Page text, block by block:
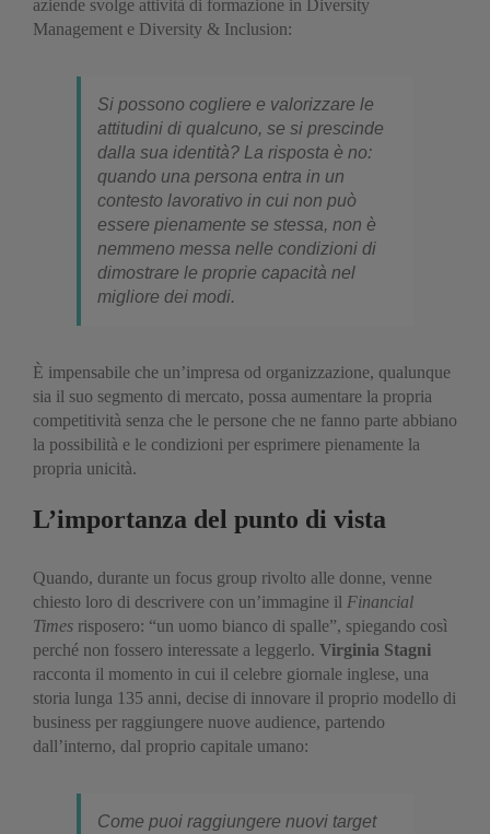
aziende svolge attività di formazione in Diversity
Management e Diversity & Inclusion:
Si possono cogliere e valorizzare le
attitudini di qualcuno, se si prescinde
dalla sua identità? La risposta è no:
quando una persona entra in un
contesto lavorativo in cui non può
essere pienamente se stessa, non è
nemmeno messa nelle condizioni di
dimostrare le proprie capacità nel
migliore dei modi.
È impensabile che un’impresa od organizzazione, qualunque
sia il suo segmento di mercato, possa aumentare la propria
competitività senza che le persone che ne fanno parte abbiano
la possibilità e le condizioni per esprimere pienamente la
propria unicità.
L’importanza del punto di vista
Quando, durante un focus group rivolto alle donne, venne
chiesto loro di descrivere con un’immagine il Financial
Times risposero: “un uomo bianco di spalle”, spiegando così
perché non fossero interessate a leggerlo. Virginia Stagni
racconta il momento in cui il celebre giornale inglese, una
storia lunga 135 anni, decise di innovare il proprio modello di
business per raggiungere nuove audience, partendo
dall’interno, dal proprio capitale umano:
Come puoi raggiungere nuovi target